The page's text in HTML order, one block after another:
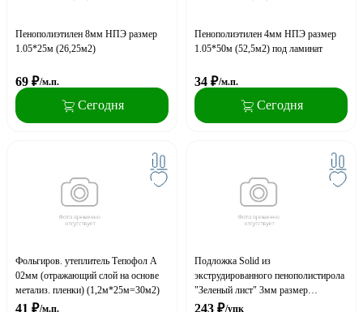
Пенополиэтилен 8мм НПЭ размер
1.05*25м (26,25м2)
69 ₽/м.п.
Сегодня
Пенополиэтилен 4мм НПЭ размер
1.05*50м (52,5м2) под ламинат
34 ₽/м.п.
Сегодня
Фольгиров. утеплитель Тепофол А
02мм (отражающий слой на основе
метализ. пленки) (1,2м*25м=30м2)
41 ₽/м.п.
Подложка Solid из
экструдированного пенополистирола
"Зеленый лист" 3мм размер
1,00*0,5м (5м2) (зеленая)
243 ₽/упк